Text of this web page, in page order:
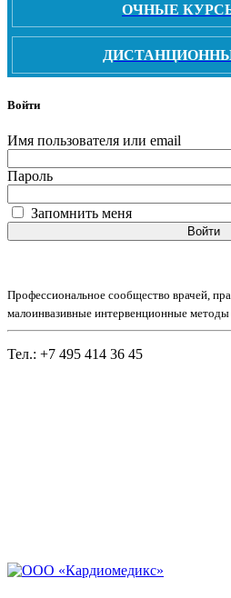
ОЧНЫЕ
Войти
Имя пользователя или email
Пароль
Запомнить меня
Войти
Профессиональное сообщество врачей,
малоинвазивные интервенционные методы
Тел.: +7 495 414 36 45